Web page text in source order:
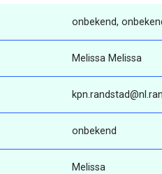
onbekend,
Melissa Melissa
onbekend
Melissa